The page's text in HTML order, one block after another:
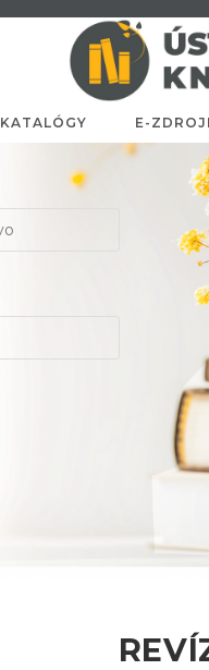
KATALÓGY E-